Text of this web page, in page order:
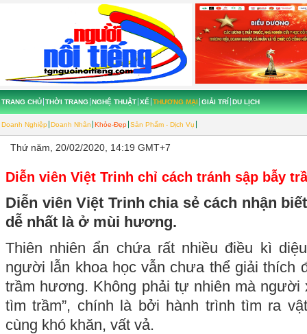
TRANG CHỦ THỜI TRANG NGHỆ THUẬT XẾ THƯƠNG MẠI
Doanh Nghiệp Doanh Nhân Khỏe-Đẹp Sản Phẩm - Dịch Vụ
GIẢI TRÍ DU LỊCH
Thứ năm, 20/02/2020, 14:19 GMT+7
Diễn viên Việt Trinh chỉ cách tránh sập bẫy
Diễn viên Việt Trinh chia sẻ cách nhận
dễ nhất là ở mùi hương.
Thiên nhiên ẩn chứa rất nhiều điều kì
người lẫn khoa học vẫn chưa thể giải thích
trầm hương. Không phải tự nhiên mà người
tìm trầm”, chính là bởi hành trình tìm ra
cùng khó khăn, vất vả.